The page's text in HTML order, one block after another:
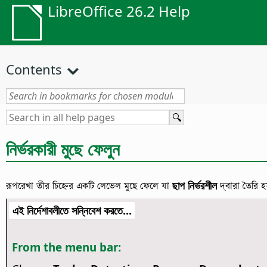
LibreOffice 26.2 Help
Contents
নির্ভরকারী মুছে ফেলুন
রূপরেখা তীর চিহ্নের একটি লেভেল মুছে ফেলে যা ছাপ নির্ভরশীলদ্বারা তৈরি
এই নির্দেশাবলীতে সন্নিবেশ করতে...
From the menu bar: